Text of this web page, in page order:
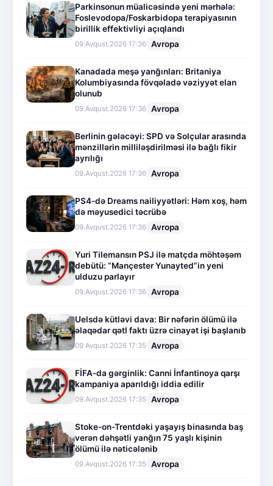
Parkinsonun müalicəsində yeni mərhələ:
Foslevodopa/Foskarbidopa terapiyasının
birillik effektivliyi açıqlandı
09.Avqust.2026 17:36 Avropa
Kanadada meşə yanğınları: Britaniya
Kolumbiyasında fövqəladə vəziyyət elan
olunub
09.Avqust.2026 17:36 Avropa
Berlinin gələcəyi: SPD və Solçular arasında
mənzillərin milliləşdirilməsi ilə bağlı fikir
ayrılığı
09.Avqust.2026 17:36 Avropa
PS4-də Dreams nailiyyətləri: Həm xoş, həm
də məyusedici təcrübə
09.Avqust.2026 17:36 Avropa
Yuri Tilemansın PSJ ilə matçda möhtəşəm
debütü: “Mançester Yunayted”in yeni
ulduzu parlayır
09.Avqust.2026 17:36 Avropa
Uelsdə kütləvi dava: Bir nəfərin ölümü ilə
əlaqədar qətl faktı üzrə cinayət işi başlanıb
09.Avqust.2026 17:35 Avropa
FİFA-da gərginlik: Canni İnfantinoya qarşı
kampaniya aparıldığı iddia edilir
09.Avqust.2026 17:35 Avropa
Stoke-on-Trentdəki yaşayış binasında baş
verən dəhşətli yanğın 75 yaşlı kişinin
ölümü ilə nəticələnib
09.Avqust.2026 17:35 Avropa